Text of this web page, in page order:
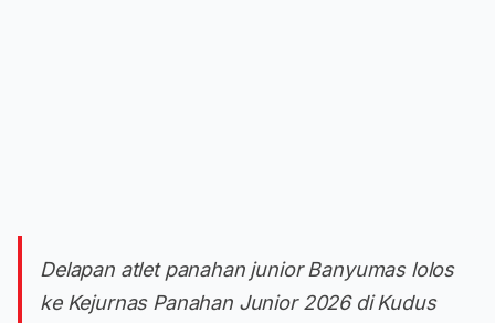
Delapan atlet panahan junior Banyumas lolos
ke Kejurnas Panahan Junior 2026 di Kudus